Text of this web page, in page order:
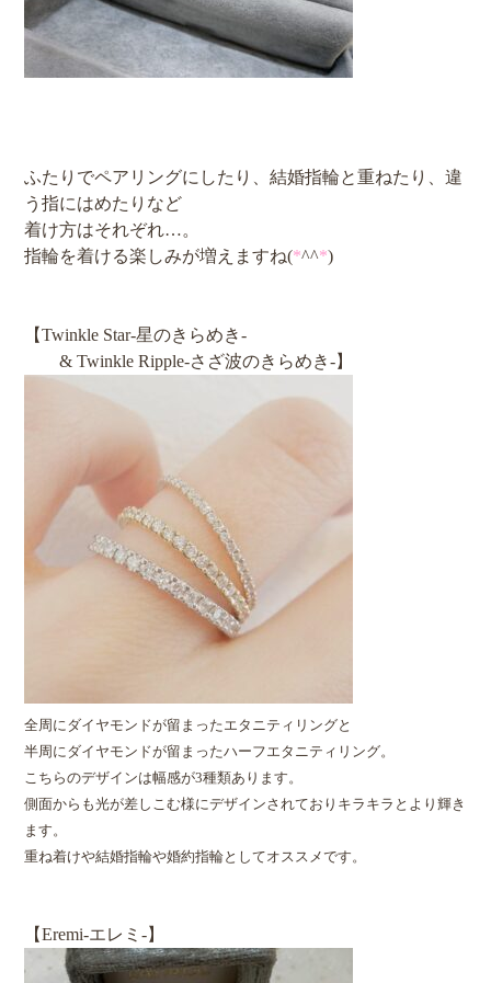
ふたりでペアリングにしたり、結婚指輪と重ねたり、違
う指にはめたりなど
着け方はそれぞれ…。
指輪を着ける楽しみが増えますね(*^^*)
【Twinkle Star‐星のきらめき‐
& Twinkle Ripple‐さざ波のきらめき‐】
全周にダイヤモンドが留まったエタニティリングと
半周にダイヤモンドが留まったハーフエタニティリング。
こちらのデザインは幅感が3種類あります。
側面からも光が差しこむ様にデザインされておりキラキラとより輝き
ます。
重ね着けや結婚指輪や婚約指輪としてオススメです。
【Eremi‐エレミ‐】